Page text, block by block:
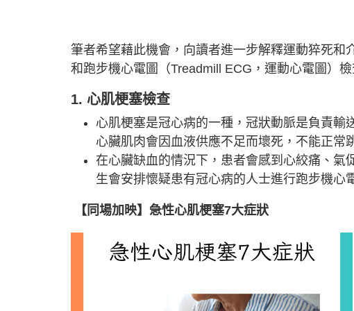
筆者希望藉此機會，向讀者進一步解釋運動猝死
和跑步機心電圖（Treadmill ECG，運動心電圖）檢
1. 心肌梗塞檢查
心肌梗塞是冠心病的一種，冠狀動脈是負責輸
心臟肌肉會因血液供應不足而壞死，不能正常
在心臟缺血的情況下，患者會感到心絞痛、氣
生會安排懷疑患有冠心病的人士進行跑步機心
【同場加映】急性心肌梗塞7大症狀